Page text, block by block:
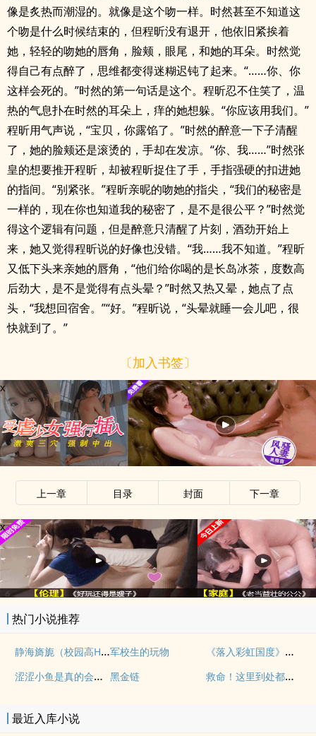
像是炙热而潮湿的。就像是这个吻一样。时然甚至不知道这
个吻是什么时候结束的，但程昕没有退开，他依旧紧挨着
她，轻轻的吻她的唇角，脸颊，眼尾，和她的耳朵。时然觉
得自己有点醉了，思维都变得迷糊迟钝了起来。“……你、你
这样会死的。”时然的第一句话是这个。程昕忍不住笑了，温
热的气息扑在时然的耳朵上，痒的她想躲。“你应该用我们。”
程昕用气声说，“宝贝，你露馅了。”时然的醉意一下子清醒
了，她的脸颊还是滚烫的，手却在发凉。“你、我……”时然张
皇的想要推开程昕，却被程昕捉住了手，手指强硬的扣进她
的指间。“别紧张。”程昕亲昵的吻她的指尖，“我们的秘密是
一样的，现在你也知道我的秘密了，是不是很公平？”时然觉
得这个逻辑有问题，但是醉意只清醒了片刻，酒劲开始上
来，她又觉得程昕说的好像也没错。“我……我不知道。”程昕
又低下头来亲她的唇角，“他们给你喝的是长岛冰茶，度数高
后劲大，是不是觉得有点头晕？”时然又热又晕，她点了点
头，“我想回宿舍。”“好。”程昕说，“头晕就睡一会儿吧，很
快就到了。”
〔加入书签〕
x
上一章 目录 封面 下一章
x
热门小说推荐
静海旖旎（校园高H）军校生的玩物
《落入彩虹国度》穿越+西幻+言情
涩涩小鱼是真的会被干透 黑金链 救命！这里到处都是阴暗批（西幻NPH）
最近入库小说